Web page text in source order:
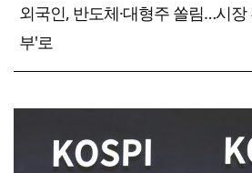
외국인, 반도체·대형주 쏠림…시
부'로